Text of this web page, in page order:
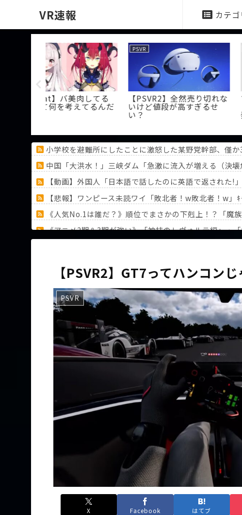
VR速報 カテゴ
PSVR
【PSVR2】全然売り切れな
いけど値段が高すぎるせ
ニュース
ソーシャルVR新機種
「Bigscreen
発表！
小学校を避難所にしたことに激怒した某野党幹部、僅
中国「大洪水！」三峡ダム「急激に流入が増える（決
【動画】外国人「日本語で話したのに英語で返された
【悲報】ワンピース未読ワイ「敗北者！w敗北者！w
《人気No.1は誰だ？》順位でまさかの下剋上！？「魔
《アニメ2期＆3期が強い》「神技のレヴォルテ編」・
Powered by livedoor 相互RSS
【PSVR2】GT7ってハンコン
PSVR
X Facebook はてブ